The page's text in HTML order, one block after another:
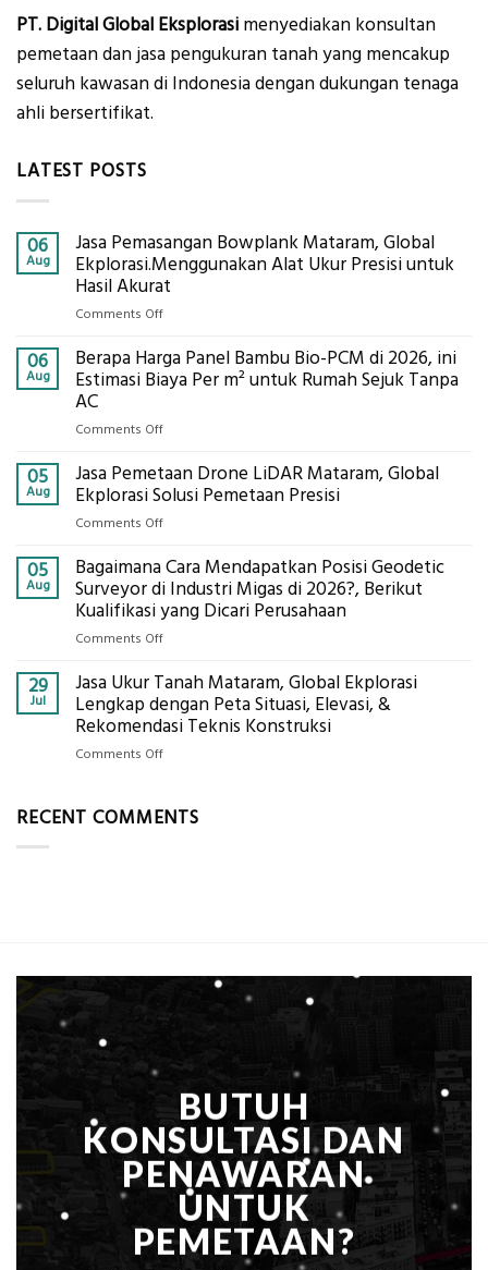
PT. Digital Global Eksplorasi menyediakan konsultan
pemetaan dan jasa pengukuran tanah yang mencakup
seluruh kawasan di Indonesia dengan dukungan tenaga
ahli bersertifikat.
LATEST POSTS
06
Aug
Jasa Pemasangan Bowplank Mataram, Global
Ekplorasi.Menggunakan Alat Ukur Presisi untuk
Hasil Akurat
Comments Offon
Pemasangan
Bowplank
Ukur
Presisi
untuk
Akurat
06
Aug
Berapa Harga Panel Bambu Bio-PCM di 2026, ini
Estimasi Biaya Per m² untuk Rumah Sejuk Tanpa
AC
Comments Offon
Harga
Panel
di
2026,
ini
Estimasi
Per
m²
untuk
05
Aug
Jasa Pemetaan Drone LiDAR Mataram, Global
Ekplorasi Solusi Pemetaan Presisi
Comments Offon
Pemetaan
Drone
LiDAR
Mataram,
Solusi
Pemetaan
Presisi
05
Aug
Bagaimana Cara Mendapatkan Posisi Geodetic
Surveyor di Industri Migas di 2026?, Berikut
Kualifikasi yang Dicari Perusahaan
Comments Offon
Cara
Mendapatkan
Posisi
Migas
29
Jul
Jasa Ukur Tanah Mataram, Global Ekplorasi
Lengkap dengan Peta Situasi, Elevasi, &
Rekomendasi Teknis Konstruksi
Comments Offon
Tanah
Elevasi,
Rekomendasi
Konstruksi
RECENT COMMENTS
BUTUH
KONSULTASI DAN
PENAWARAN
UNTUK
PEMETAAN?